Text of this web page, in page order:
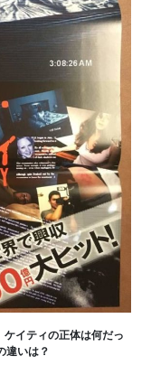
ケイティの正体は何だっ
違いは？